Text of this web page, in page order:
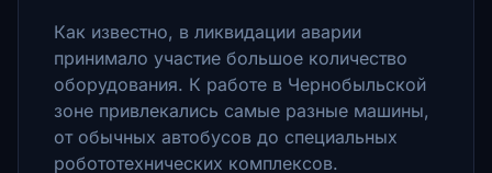
Как известно, в ликвидации аварии
принимало участие большое количество
оборудования. К работе в Чернобыльской
зоне привлекались самые разные машины,
от обычных автобусов до специальных
робототехнических комплексов.